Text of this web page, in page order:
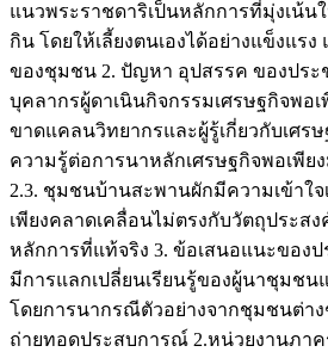
แนวพระราชดาริเป็นหลักการที่มุ่งเน้น
กิน โดยให้เลี้ยงตนเองได้อย่างแข็งแร
ของชุมชน 2. ปัญหา อุปสรรค ของประ
บุคลากรผู้ดาเนินกิจกรรมเศรษฐกิจพอ
ขาดแคลนวิทยากรและผู้รู้เกี่ยวกับเศร
ความรู้ต่อการนาหลักเศรษฐกิจพอเพีย
2.3. ชุมชนบ้านสะพานผักมีความเข้าใ
เพียงคลาดเคลื่อนไม่ตรงกับวัตถุประส
หลักการที่แท้จริง 3. ข้อเสนอแนะของ
มีการแลกเปลี่ยนเรียนรู้ของผู้นาชุมช
โดยการนากรณีตัวอย่างจากชุมชนต่าง
ถ่ายทอดประสบการณ์ 2.หน่วยงานภาค